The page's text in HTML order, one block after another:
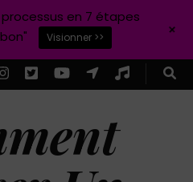
en 7 étapes
Visionner >> +